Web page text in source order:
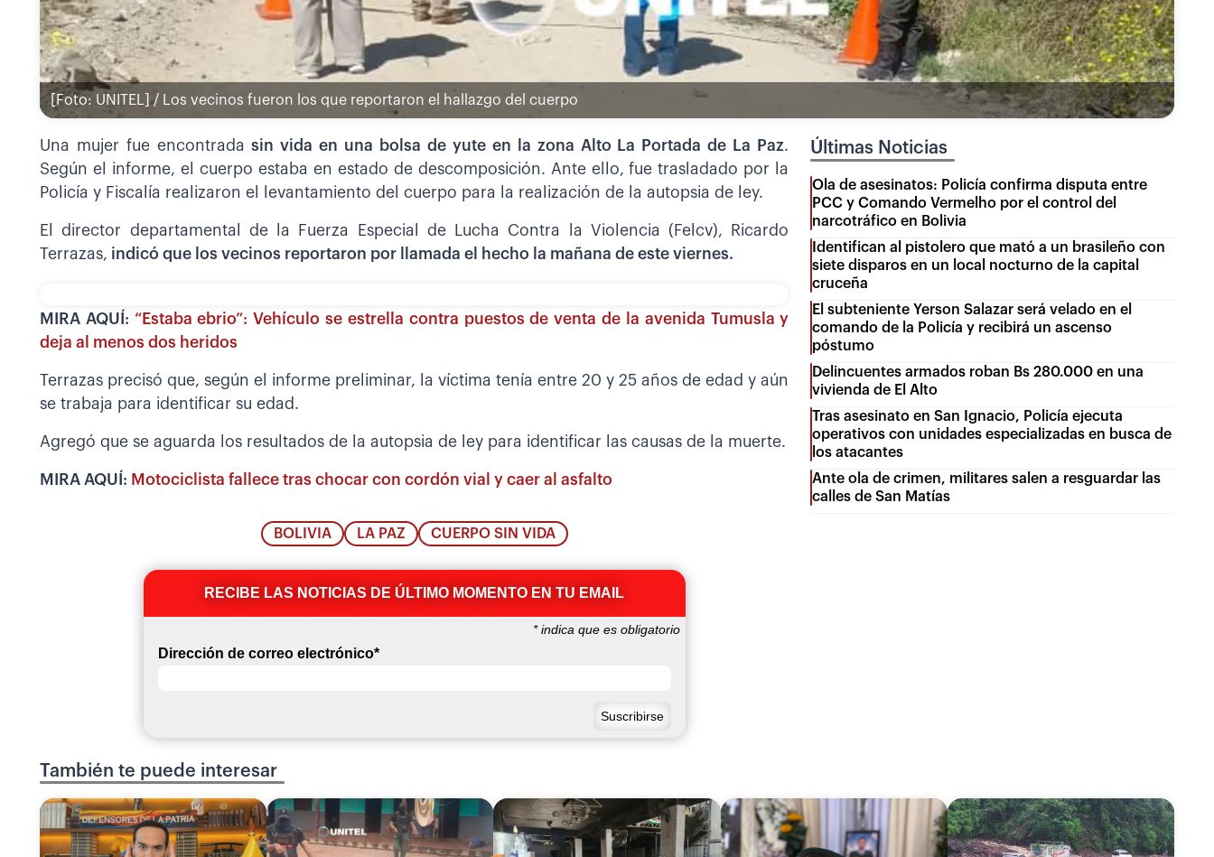
[Foto: UNITEL] / Los vecinos fueron los que reportaron el hallazgo del cuerpo
Una mujer fue encontrada sin vida en una bolsa de yute en la zona Alto La Portada de La Paz.
Según el informe, el cuerpo estaba en estado de descomposición. Ante ello, fue trasladado por la
Policía y Fiscalía realizaron el levantamiento del cuerpo para la realización de la autopsia de ley.
El director departamental de la Fuerza Especial de Lucha Contra la Violencia (Felcv), Ricardo
Terrazas, indicó que los vecinos reportaron por llamada el hecho la mañana de este viernes.
MIRA AQUÍ: “Estaba ebrio”: Vehículo se estrella contra puestos de venta de la avenida Tumusla y
deja al menos dos heridos
Terrazas precisó que, según el informe preliminar, la víctima tenía entre 20 y 25 años de edad y aún
se trabaja para identificar su edad.
Agregó que se aguarda los resultados de la autopsia de ley para identificar las causas de la muerte.
MIRA AQUÍ: Motociclista fallece tras chocar con cordón vial y caer al asfalto
BOLIVIA LA PAZ CUERPO SIN VIDA
RECIBE LAS NOTICIAS DE ÚLTIMO MOMENTO EN TU EMAIL
*indica que es obligatorio
Dirección de correo electrónico*
Últimas Noticias
Ola de asesinatos: Policía confirma disputa entre
PCC y Comando Vermelho por el control del
narcotráfico en Bolivia
Identifican al pistolero que mató a un brasileño con
siete disparos en un local nocturno de la capital
cruceña
El subteniente Yerson Salazar será velado en el
comando de la Policía y recibirá un ascenso
póstumo
Delincuentes armados roban Bs 280.000 en una
vivienda de El Alto
Tras asesinato en San Ignacio, Policía ejecuta
operativos con unidades especializadas en busca de
los atacantes
Ante ola de crimen, militares salen a resguardar las
calles de San Matías
También te puede interesar